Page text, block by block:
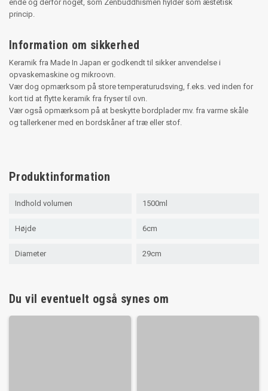
ende og derfor noget, som Zenbuddhismen hylder som æstetisk
princip.
Information om sikkerhed
Keramik fra Made In Japan er godkendt til sikker anvendelse i
opvaskemaskine og mikroovn.
Vær dog opmærksom på store temperaturudsving, f.eks. ved inden for
kort tid at flytte keramik fra fryser til ovn.
Vær også opmærksom på at beskytte bordplader mv. fra varme skåle
og tallerkener med en bordskåner af træ eller stof.
Produktinformation
Indhold volumen 1500ml
Højde 6cm
Diameter 29cm
Du vil eventuelt også synes om